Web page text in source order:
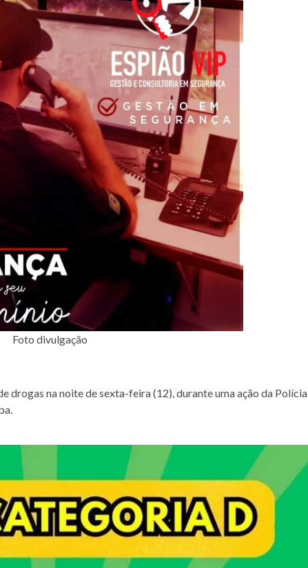
Foto divulgação
drogas na noite de sexta-feira (12), durante uma ação da Polícia